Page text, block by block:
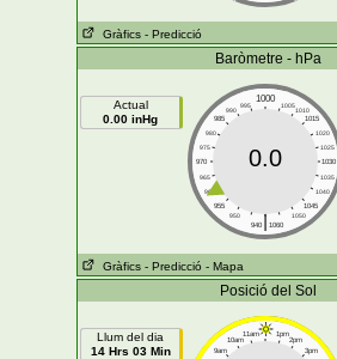
Gràfics - Predicció
Baròmetre - hPa
Actual
0.00 inHg
1000
995 1005
990
1010
985
1015
980
1020
975
1025
970
1030
965
1035
960
1040
955
1045
950
1050
|
940 1060
0.0
Gràfics - Predicció - Mapa
Posició del Sol
Llum del dia
14 Hrs 03 Min
11am 1pm
10am 2pm
9am 3pm